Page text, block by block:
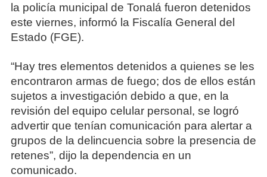
la policía municipal de Tonalá fueron detenidos
este viernes, informó la Fiscalía General del
Estado (FGE).
“Hay tres elementos detenidos a quienes se les
encontraron armas de fuego; dos de ellos están
sujetos a investigación debido a que, en la
revisión del equipo celular personal, se logró
advertir que tenían comunicación para alertar a
grupos de la delincuencia sobre la presencia de
retenes”, dijo la dependencia en un
comunicado.